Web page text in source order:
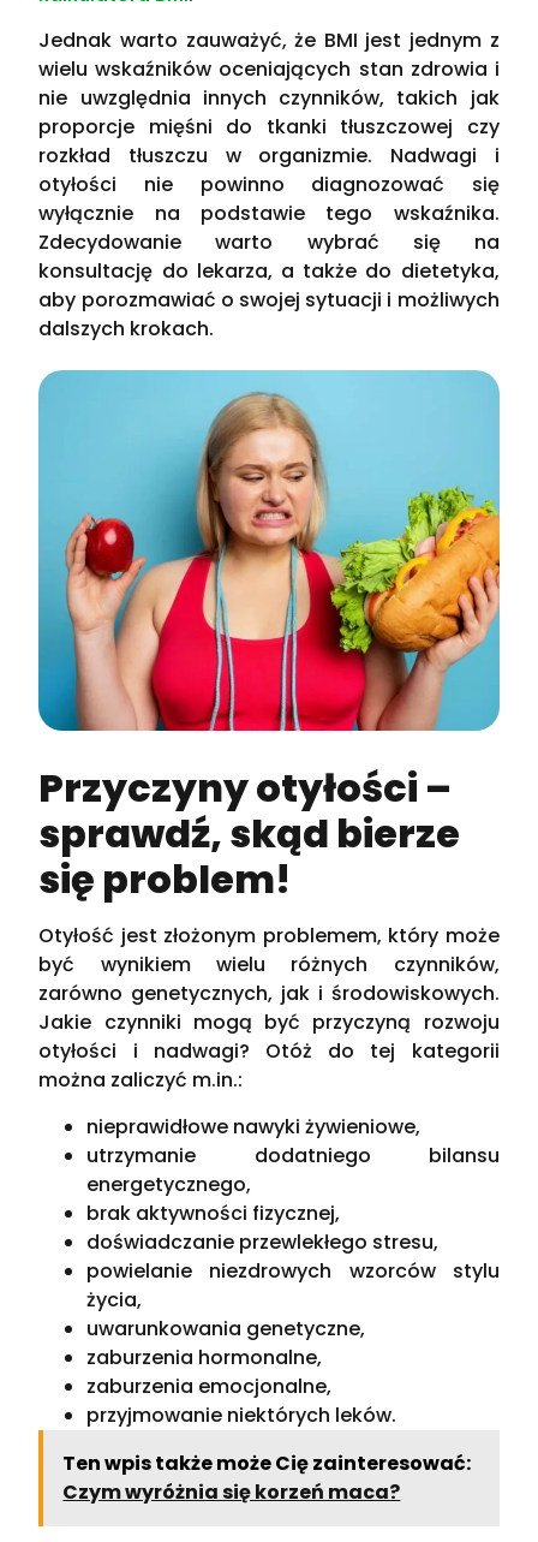
Jednak warto zauważyć, że BMI jest jednym z
wielu wskaźników oceniających stan zdrowia i
nie uwzględnia innych czynników, takich jak
proporcje mięśni do tkanki tłuszczowej czy
rozkład tłuszczu w organizmie. Nadwagi i
otyłości nie powinno diagnozować się
wyłącznie na podstawie tego wskaźnika.
Zdecydowanie warto wybrać się na
konsultację do lekarza, a także do dietetyka,
aby porozmawiać o swojej sytuacji i możliwych
dalszych krokach.
Przyczyny otyłości –
sprawdź, skąd bierze
się problem!
Otyłość jest złożonym problemem, który może
być wynikiem wielu różnych czynników,
zarówno genetycznych, jak i środowiskowych.
Jakie czynniki mogą być przyczyną rozwoju
otyłości i nadwagi? Otóż do tej kategorii
można zaliczyć m.in.:
nieprawidłowe nawyki żywieniowe,
utrzymanie dodatniego bilansu
energetycznego,
brak aktywności fizycznej,
doświadczanie przewlekłego stresu,
powielanie niezdrowych wzorców stylu
życia,
uwarunkowania genetyczne,
zaburzenia hormonalne,
zaburzenia emocjonalne,
przyjmowanie niektórych leków.
Ten wpis także może Cię zainteresować:
Czym wyróżnia się korzeń maca?